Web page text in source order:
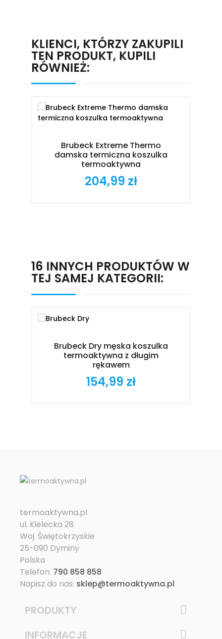
KLIENCI, KTÓRZY ZAKUPILI
TEN PRODUKT, KUPILI
RÓWNIEŻ:
Brubeck Extreme Thermo
damska termiczna koszulka
termoaktywna
Cena
204,99 zł
16 INNYCH PRODUKTÓW W
TEJ SAMEJ KATEGORII:
Brubeck Dry męska koszulka
termoaktywna z długim
rękawem
Cena
154,99 zł
termoaktywna.pl
ul. Kielecka 28
Woj. Świętokrzyskie
25-090 Dyminy
Polska
Telefon: 790 858 858
Napisz do nas: sklep@termoaktywna.pl
PRODUKTY 
INFORMACJE 